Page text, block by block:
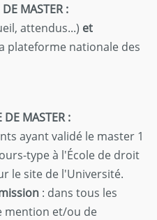
MASTER :
attendus...) et
plateforme nationale des
DE MASTER :
ayant validé le master 1
type à l'École de droit
le site de l'Université.
: dans tous les
mention et/ou de